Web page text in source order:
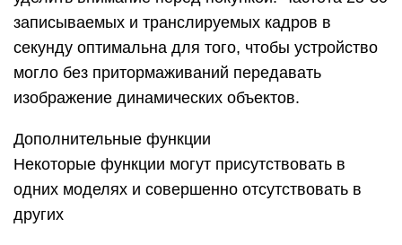
записываемых и транслируемых кадров в
секунду оптимальна для того, чтобы устройство
могло без притормаживаний передавать
изображение динамических объектов.
Дополнительные функции
Некоторые функции могут присутствовать в
одних моделях и совершенно отсутствовать в
других